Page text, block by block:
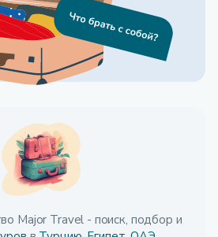
Major Travel - поиск, подбор и